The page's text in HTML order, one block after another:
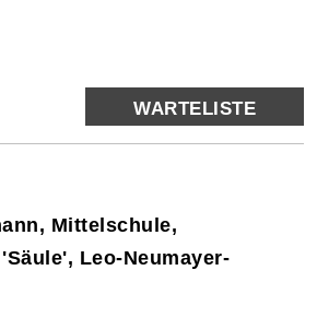
WARTELISTE
Mittelschule,
Leo-Neumayer-